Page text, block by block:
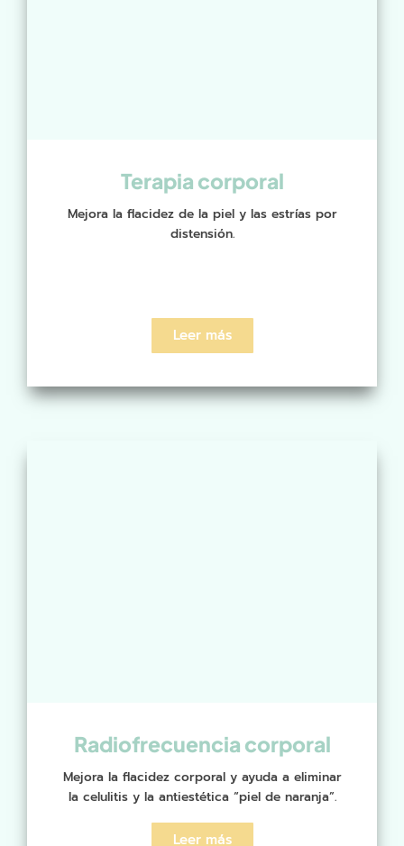
Terapia corporal
Mejora la flacidez de la piel y las estrías por
distensión.
Leer más
Radiofrecuencia corporal
Mejora la flacidez corporal y ayuda a eliminar
la celulitis y la antiestética “piel de naranja”.
Leer más